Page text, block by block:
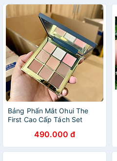
Bảng Phấn Mắt Ohui The
First Cao Cấp Tách Set
490.000 đ